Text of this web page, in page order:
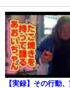
【実録】その行動